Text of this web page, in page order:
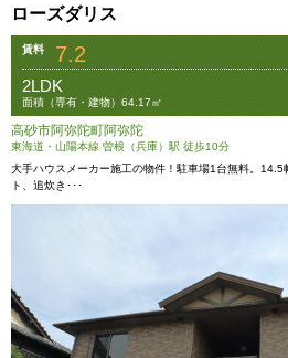
ローズダリス
賃料 7.2
2LDK
面積（専有・建物）64.17㎡
高砂市阿弥陀町阿弥陀
東海道・山陽本線 曽根（兵庫）駅 徒歩10分
大手ハウスメーカー施工の物件！駐車場1台無料。
ト、追炊き･･･